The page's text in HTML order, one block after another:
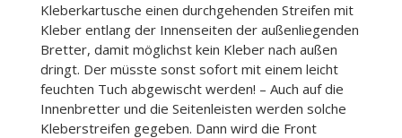
Kleberkartusche einen durchgehenden Streifen mit
Kleber entlang der Innenseiten der außenliegenden
Bretter, damit möglichst kein Kleber nach außen
dringt. Der müsste sonst sofort mit einem leicht
feuchten Tuch abgewischt werden! – Auch auf die
Innenbretter und die Seitenleisten werden solche
Kleberstreifen gegeben. Dann wird die Front